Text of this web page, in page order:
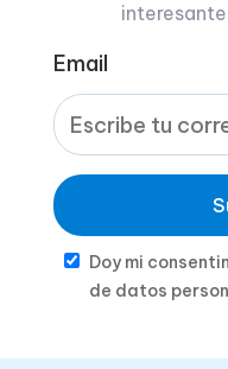
Email
Doy mi
de datos